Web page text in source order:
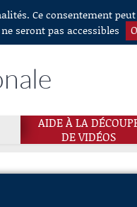
Ce consentement
seront pas accessibles
AIDE À LA
DE VIDÉOS